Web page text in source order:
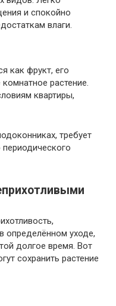
и спокойно
влаги.
как фрукт, его
растение.
квартиры,
требует
определённом уходе,
долгое время. Вот
сохранить растение